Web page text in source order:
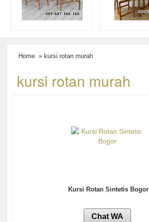
Home » kursi rotan murah
kursi rotan murah
Kursi Rotan Sintetis Bogor
Chat WA